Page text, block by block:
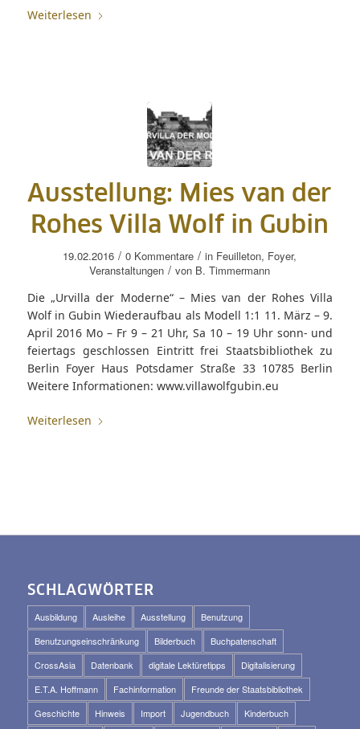
Weiterlesen
Ausstellung: Mies van der
Rohes Villa Wolf in Gubin
19.02.2016 / 0 Kommentare / in Feuilleton, Foyer,
Veranstaltungen / von B. Timmermann
Die „Urvilla der Moderne“ – Mies van der Rohes Villa
Wolf in Gubin Wiederaufbau als Modell 1:1 11. März – 9.
April 2016 Mo – Fr 9 – 21 Uhr, Sa 10 – 19 Uhr sonn- und
feiertags geschlossen Eintritt frei Staatsbibliothek zu
Berlin Foyer Haus Potsdamer Straße 33 10785 Berlin
Weitere Informationen: www.villawolfgubin.eu
Weiterlesen
SCHLAGWÖRTER
Ausbildung Ausleihe Ausstellung
Benutzung
Benutzungseinschränkung
Bilderbuch
Buchpatenschaft
CrossAsia
Datenbank digitale Lektüretipps
Digitalisierung
E.T.A. Hoffmann
Fachinformation
Freunde der Staatsbibliothek
Geschichte
Hinweis Import Jugendbuch
Kinderbuch